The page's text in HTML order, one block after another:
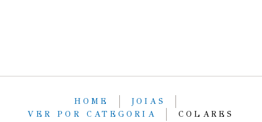
HOME
JOIAS
VER POR CATEGORIA
COLARES